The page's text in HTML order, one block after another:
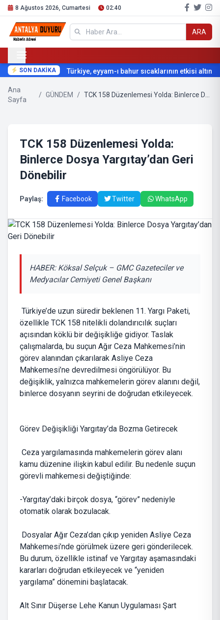
8 Ağustos 2026, Cumartesi 02:40
ARA
SON DAKİKA Türkiye, eyyam-ı bahur sıcaklarının etkisi altına
Ana
Sayfa
/ GÜNDEM /
TCK 158 Düzenlemesi Yolda:
Binlerce Dosya Yargıtay’dan Geri
Dönebilir
Paylaş: Facebook Twitter WhatsApp
HABER: Köksal Selçuk – GMC Gazeteciler ve
Medyacılar Cemiyeti Genel Başkanı
Türkiye’de uzun süredir beklenen 11. Yargı Paketi,
özellikle TCK 158 nitelikli dolandırıcılık suçları
açısından köklü bir değişikliğe gidiyor. Taslak
çalışmalarda, bu suçun Ağır Ceza Mahkemesi’nin
görev alanından çıkarılarak Asliye Ceza
Mahkemesi’ne devredilmesi öngörülüyor. Bu
değişiklik, yalnızca mahkemelerin görev alanını değil,
binlerce dosyanın seyrini de doğrudan etkileyecek.
Görev Değişikliği Yargıtay’da Bozma Getirecek
Ceza yargılamasında mahkemelerin görev alanı
kamu düzenine ilişkin kabul edilir. Bu nedenle suçun
görevli mahkemesi değiştiğinde:
-Yargıtay’daki birçok dosya, “görev” nedeniyle
otomatik olarak bozulacak.
Dosyalar Ağır Ceza’dan çıkıp yeniden Asliye Ceza
Mahkemesi’nde görülmek üzere geri gönderilecek.
Bu durum, özellikle istinaf ve Yargıtay aşamasındaki
kararları doğrudan etkileyecek ve “yeniden
yargılama” dönemini başlatacak.
Alt Sınır Düşerse Lehe Kanun Uygulaması Şart